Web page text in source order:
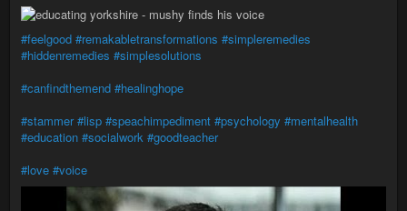
#feelgood #remakabletransformations #simpleremedies
#hiddenremedies #simplesolutions
#canfindthemend #healinghope
#stammer #lisp #speachimpediment #psychology #mentalhealth
#education #socialwork #goodteacher
#love #voice